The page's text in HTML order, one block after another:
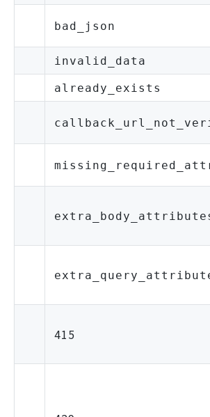
bad_json
invalid_data
already_exists
415